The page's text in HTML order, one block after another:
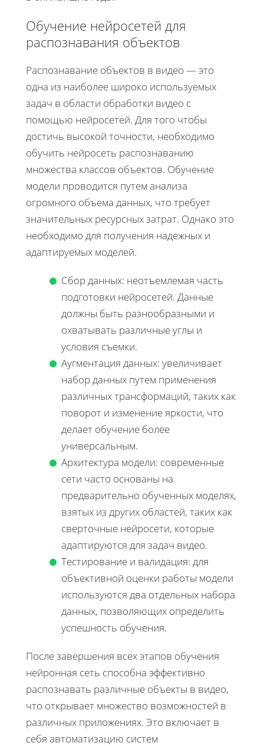
Обучение нейросетей для
распознавания объектов
Распознавание объектов в видео — это
одна из наиболее широко используемых
задач в области обработки видео с
помощью нейросетей. Для того чтобы
достичь высокой точности, необходимо
обучить нейросеть распознаванию
множества классов объектов. Обучение
модели проводится путем анализа
огромного объема данных, что требует
значительных ресурсных затрат. Однако это
необходимо для получения надежных и
адаптируемых моделей.
Сбор данных: неотъемлемая часть
подготовки нейросетей. Данные
должны быть разнообразными и
охватывать различные углы и
условия съемки.
Аугментация данных: увеличивает
набор данных путем применения
различных трансформаций, таких как
поворот и изменение яркости, что
делает обучение более
универсальным.
Архитектура модели: современные
сети часто основаны на
предварительно обученных моделях,
взятых из других областей, таких как
сверточные нейросети, которые
адаптируются для задач видео.
Тестирование и валидация: для
объективной оценки работы модели
используются два отдельных набора
данных, позволяющих определить
успешность обучения.
После завершения всех этапов обучения
нейронная сеть способна эффективно
распознавать различные объекты в видео,
что открывает множество возможностей в
различных приложениях. Это включает в
себя автоматизацию систем